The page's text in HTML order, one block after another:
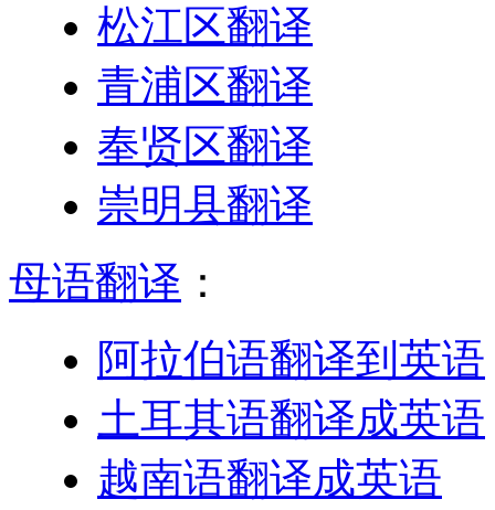
松江区翻译
青浦区翻译
奉贤区翻译
崇明县翻译
母语翻译 ：
阿拉伯语翻译到英语
土耳其语翻译成英语
越南语翻译成英语